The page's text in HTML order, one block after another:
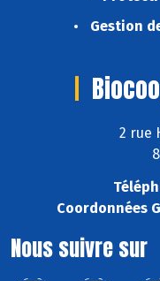
Gestion
2 rue
Coordonnées
Nous suivre sur